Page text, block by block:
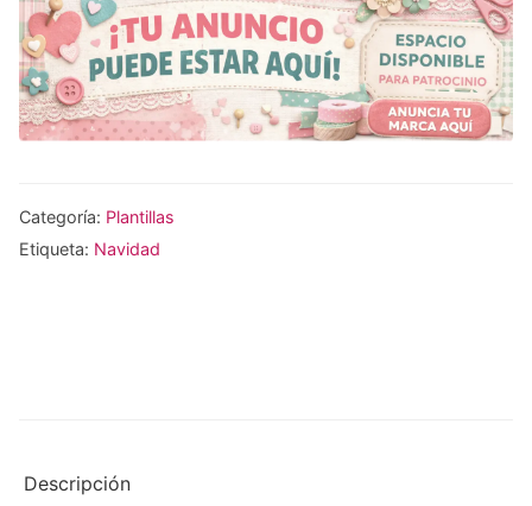
Categoría: Plantillas
Etiqueta: Navidad
Descripción